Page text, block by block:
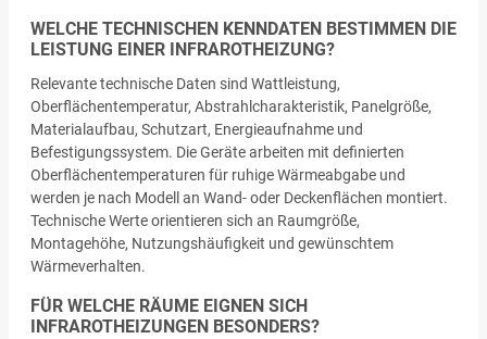
WELCHE TECHNISCHEN KENNDATEN BESTIMMEN DIE
LEISTUNG EINER INFRAROTHEIZUNG?
Relevante technische Daten sind Wattleistung,
Oberflächentemperatur, Abstrahlcharakteristik, Panelgröße,
Materialaufbau, Schutzart, Energieaufnahme und
Befestigungssystem. Die Geräte arbeiten mit definierten
Oberflächentemperaturen für ruhige Wärmeabgabe und
werden je nach Modell an Wand- oder Deckenflächen montiert.
Technische Werte orientieren sich an Raumgröße,
Montagehöhe, Nutzungshäufigkeit und gewünschtem
Wärmeverhalten.
FÜR WELCHE RÄUME EIGNEN SICH
INFRAROTHEIZUNGEN BESONDERS?